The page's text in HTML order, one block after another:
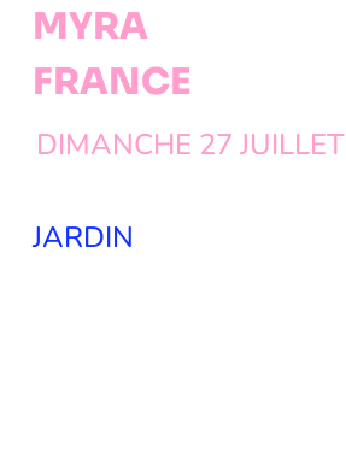
MYRA
FRANCE
DIMANCHE 27 JUILLET
JARDIN